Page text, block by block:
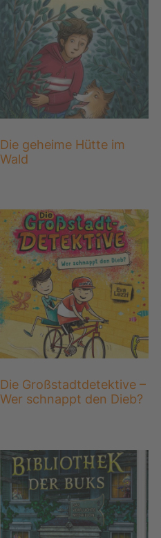
Die geheime Hütte im
Wald
Die Großstadtdetektive –
Wer schnappt den Dieb?